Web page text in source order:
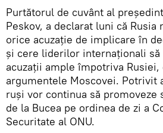
Purtătorul de cuvânt al
Peskov, a declarat luni că
orice acuzație de implicare în
și cere liderilor internaționali să
acuzații ample împotriva Rusiei,
argumentele Moscovei. Potrivit
ruși vor continua să promoveze
de la Bucea pe ordinea de zi a
Securitate al ONU.